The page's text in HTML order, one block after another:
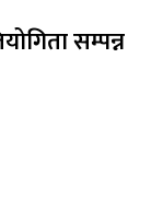
सम्पन्न